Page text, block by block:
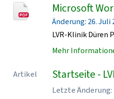
Microsoft
Änderung: 26. Juli
LVR-Klinik Düren
Mehr
Artikel Startseite -
Letzte Änderung: